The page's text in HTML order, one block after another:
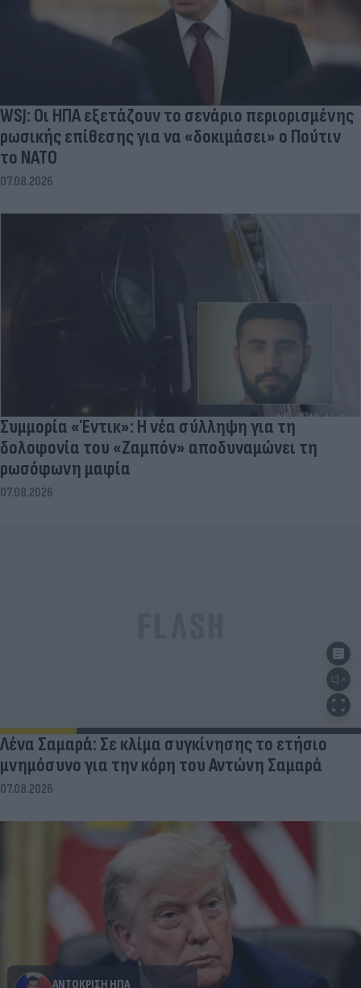
WSJ: Οι ΗΠΑ εξετάζουν το σενάριο περιορισμένης
ρωσικής επίθεσης για να «δοκιμάσει» ο Πούτιν
το ΝΑΤΟ
07.08.2026
Συμμορία «Έντικ»: Η νέα σύλληψη για τη
δολοφονία του «Ζαμπόν» αποδυναμώνει τη
ρωσόφωνη μαφία
07.08.2026
Λένα Σαμαρά: Σε κλίμα συγκίνησης το ετήσιο
μνημόσυνο για την κόρη του Αντώνη Σαμαρά
07.08.2026
ΑΝΤΟΚΡΙΣΗ ΗΠΑ